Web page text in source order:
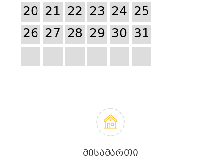
20 21 22 23 24 25
26 27 28 29 30 31
ᲛᲘᲡᲐᲛᲐᲠᲗᲘ